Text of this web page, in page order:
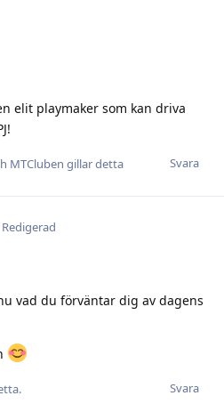
elit playmaker som kan driva
Svara
MTCluben gillar detta
Redigerad
vad du förväntar dig av dagens
Svara